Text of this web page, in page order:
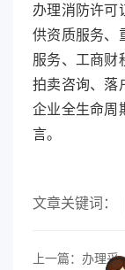
办理消防许可
供资质服务、
服务、工商财
拍卖咨询、落
企业全生命周
言。
文章关键词：
上一篇：办理采